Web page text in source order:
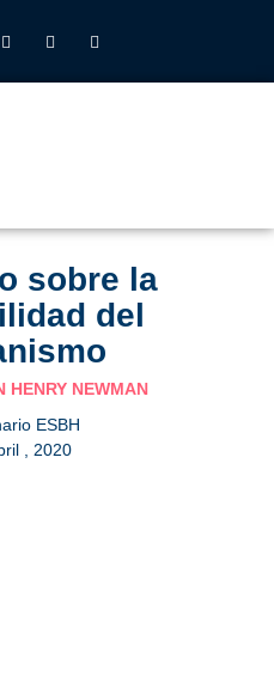
sobre la
del
HENRY NEWMAN
ESBH
, 2020